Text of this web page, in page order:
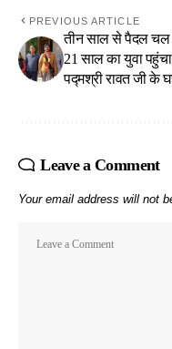
PREVIOUS ARTICLE
तीन साल से पैदल चल
21 साल का युवा पहुंचा
पद्मश्री रावत जी के
Leave a Comment
Your email address will not